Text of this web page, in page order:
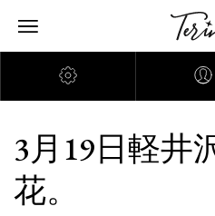
3月19日軽井
花。